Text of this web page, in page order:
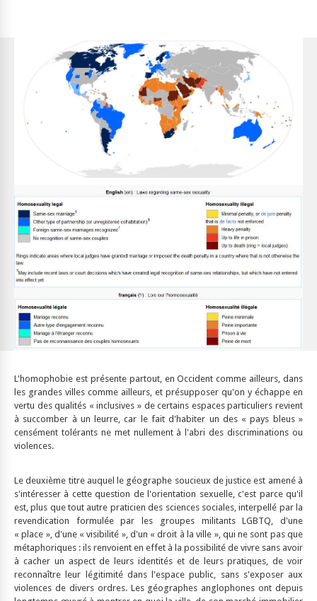
L'homophobie est présente partout, en Occident comme ailleurs, dans
les grandes villes comme ailleurs, et présupposer qu'on y échappe en
vertu des qualités « inclusives » de certains espaces particuliers revient
à succomber à un leurre, car le fait d'habiter un des « pays bleus »
censément tolérants ne met nullement à l'abri des discriminations ou
violences.
Le deuxième titre auquel le géographe soucieux de justice est amené à
s'intéresser à cette question de l'orientation sexuelle, c'est parce qu'il
est, plus que tout autre praticien des sciences sociales, interpellé par la
revendication formulée par les groupes militants LGBTQ, d'une
« place », d'une « visibilité », d'un « droit à la ville », qui ne sont pas que
métaphoriques : ils renvoient en effet à la possibilité de vivre sans avoir
à cacher un aspect de leurs identités et de leurs pratiques, de voir
reconnaître leur légitimité dans l'espace public, sans s'exposer aux
violences de divers ordres. Les géographes anglophones ont depuis